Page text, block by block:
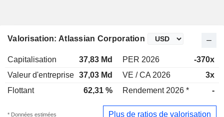
Valorisation: Atlassian Corporation
Capitalisation 37,83 Md PER 2026
-370x
Valeur d'entreprise 37,03 Md VE / CA 2026
3x
Flottant
62,31 % Rendement 2026 * -
* Données estimées Plus de ratios de valorisation